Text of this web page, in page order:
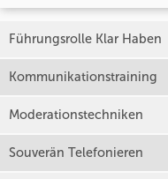
Führungsrolle Klar Haben
Kommunikationstraining
Moderationstechniken
Souverän Telefonieren